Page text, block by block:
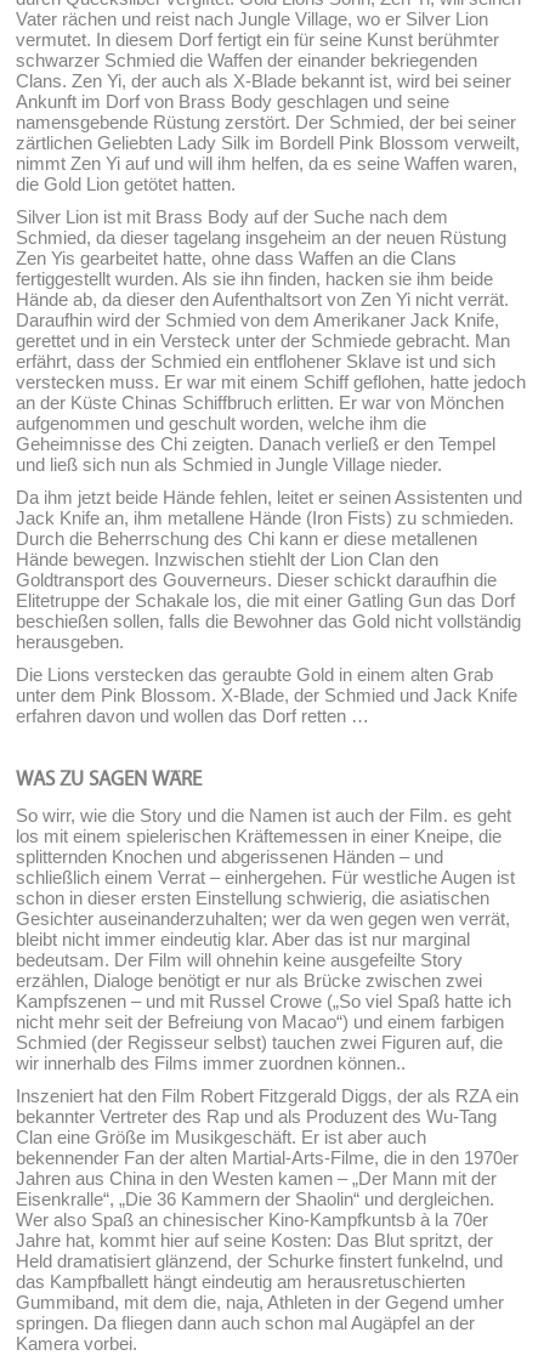
Vater rächen und reist nach Jungle Village, wo er Silver Lion
vermutet. In diesem Dorf fertigt ein für seine Kunst berühmter
schwarzer Schmied die Waffen der einander bekriegenden
Clans. Zen Yi, der auch als X-Blade bekannt ist, wird bei seiner
Ankunft im Dorf von Brass Body geschlagen und seine
namensgebende Rüstung zerstört. Der Schmied, der bei seiner
zärtlichen Geliebten Lady Silk im Bordell Pink Blossom verweilt,
nimmt Zen Yi auf und will ihm helfen, da es seine Waffen waren,
die Gold Lion getötet hatten.
Silver Lion ist mit Brass Body auf der Suche nach dem
Schmied, da dieser tagelang insgeheim an der neuen Rüstung
Zen Yis gearbeitet hatte, ohne dass Waffen an die Clans
fertiggestellt wurden. Als sie ihn finden, hacken sie ihm beide
Hände ab, da dieser den Aufenthaltsort von Zen Yi nicht verrät.
Daraufhin wird der Schmied von dem Amerikaner Jack Knife,
gerettet und in ein Versteck unter der Schmiede gebracht. Man
erfährt, dass der Schmied ein entflohener Sklave ist und sich
verstecken muss. Er war mit einem Schiff geflohen, hatte jedoch
an der Küste Chinas Schiffbruch erlitten. Er war von Mönchen
aufgenommen und geschult worden, welche ihm die
Geheimnisse des Chi zeigten. Danach verließ er den Tempel
und ließ sich nun als Schmied in Jungle Village nieder.
Da ihm jetzt beide Hände fehlen, leitet er seinen Assistenten und
Jack Knife an, ihm metallene Hände (Iron Fists) zu schmieden.
Durch die Beherrschung des Chi kann er diese metallenen
Hände bewegen. Inzwischen stiehlt der Lion Clan den
Goldtransport des Gouverneurs. Dieser schickt daraufhin die
Elitetruppe der Schakale los, die mit einer Gatling Gun das Dorf
beschießen sollen, falls die Bewohner das Gold nicht vollständig
herausgeben.
Die Lions verstecken das geraubte Gold in einem alten Grab
unter dem Pink Blossom. X-Blade, der Schmied und Jack Knife
erfahren davon und wollen das Dorf retten …
WAS ZU SAGEN WÄRE
So wirr, wie die Story und die Namen ist auch der Film. es geht
los mit einem spielerischen Kräftemessen in einer Kneipe, die
splitternden Knochen und abgerissenen Händen – und
schließlich einem Verrat – einhergehen. Für westliche Augen ist
schon in dieser ersten Einstellung schwierig, die asiatischen
Gesichter auseinanderzuhalten; wer da wen gegen wen verrät,
bleibt nicht immer eindeutig klar. Aber das ist nur marginal
bedeutsam. Der Film will ohnehin keine ausgefeilte Story
erzählen, Dialoge benötigt er nur als Brücke zwischen zwei
Kampfszenen – und mit Russel Crowe („So viel Spaß hatte ich
nicht mehr seit der Befreiung von Macao“) und einem farbigen
Schmied (der Regisseur selbst) tauchen zwei Figuren auf, die
wir innerhalb des Films immer zuordnen können..
Inszeniert hat den Film Robert Fitzgerald Diggs, der als RZA ein
bekannter Vertreter des Rap und als Produzent des Wu-Tang
Clan eine Größe im Musikgeschäft. Er ist aber auch
bekennender Fan der alten Martial-Arts-Filme, die in den 1970er
Jahren aus China in den Westen kamen – „Der Mann mit der
Eisenkralle“, „Die 36 Kammern der Shaolin“ und dergleichen.
Wer also Spaß an chinesischer Kino-Kampfkuntsb à la 70er
Jahre hat, kommt hier auf seine Kosten: Das Blut spritzt, der
Held dramatisiert glänzend, der Schurke finstert funkelnd, und
das Kampfballett hängt eindeutig am herausretuschierten
Gummiband, mit dem die, naja, Athleten in der Gegend umher
springen. Da fliegen dann auch schon mal Augäpfel an der
Kamera vorbei.